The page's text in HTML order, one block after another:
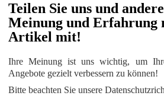
Teilen Sie uns und
Meinung und Erfahrung
Artikel mit!
Ihre Meinung ist uns wichtig, um
Angebote gezielt verbessern zu können!
Bitte beachten Sie unsere